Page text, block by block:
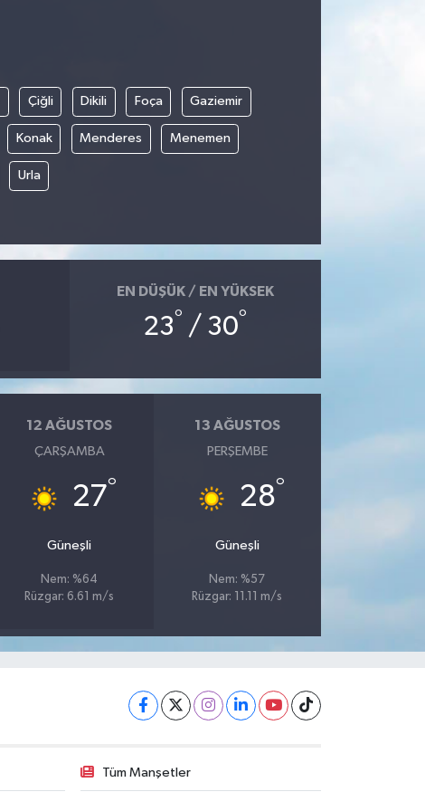
Çiğli Dikili Foça Gaziemir
Konak Menderes Menemen
Urla
EN DÜŞÜK / EN YÜKSEK
23° / 30°
12 AĞUSTOS
ÇARŞAMBA
27°
Güneşli
Nem: %64
Rüzgar: 6.61 m/s
13 AĞUSTOS
PERŞEMBE
28°
Güneşli
Nem: %57
Rüzgar: 11.11 m/s
Tüm Manşetler